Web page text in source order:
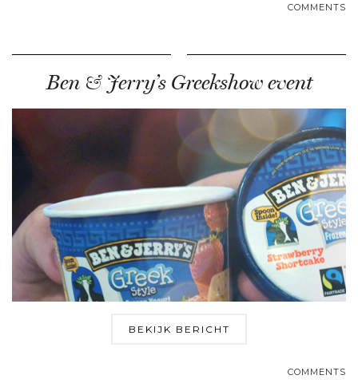
COMMENTS
Ben & Jerry’s Greekshow event
BEKIJK BERICHT
COMMENTS